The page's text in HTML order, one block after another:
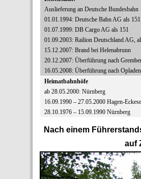
Auslieferung an Deutsche Bundesbahn
01.01.1994: Deutsche Bahn AG als 151
01.07.1999: DB Cargo AG als 151
01.09.2003: Railion Deutschland AG,
15.12.2007: Brand bei Helenabrunn
20.12.2007: Überführung nach
16.05.2008: Überführung nach Opladen
Heimatbahnhöfe
ab 28.05.2000: Nürnberg
16.09.1990 – 27.05.2000 Hagen-
28.10.1976 – 15.09.1990 Nürnberg
Nach einem
auf